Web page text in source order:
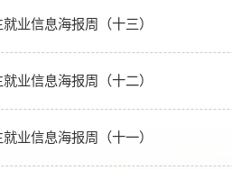
业信息海报周（十三）
业信息海报周（十二）
业信息海报周（十一）